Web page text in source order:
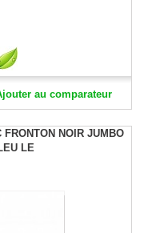
au comparateur
NOIR JUMBO
LE